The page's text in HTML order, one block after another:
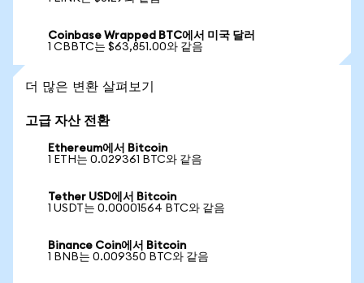
Coinbase Wrapped BTC에서 미국 달러
1 CBBTC는 $63,851.00와 같음
더 많은 변환 살펴보기
고급 자산 전환
Ethereum에서 Bitcoin
1 ETH는 0.029361 BTC와 같음
Tether USD에서 Bitcoin
1 USDT는 0.00001564 BTC와 같음
Binance Coin에서 Bitcoin
1 BNB는 0.009350 BTC와 같음